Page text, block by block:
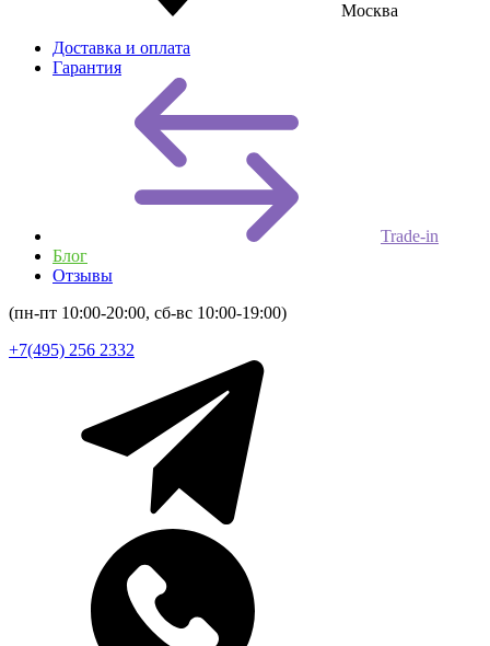
Москва
Доставка и оплата
Гарантия
Trade-in
Блог
Отзывы
(пн-пт 10:00-20:00, сб-вс 10:00-19:00)
+7(495) 256 2332